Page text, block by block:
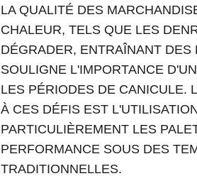
LA QUALITÉ DES
CHALEUR, TELS QUE LES
DÉGRADER, ENTRAÎNANT
SOULIGNE L'IMPORTANCE
LES PÉRIODES DE CANICULE.
À CES DÉFIS EST
PARTICULIÈREMENT LES
PERFORMANCE SOUS DES
TRADITIONNELLES.